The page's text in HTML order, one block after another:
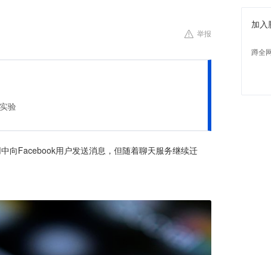
举报
验
向Facebook用户发送消息，但随着聊天服务继续迁
加入
蹲全